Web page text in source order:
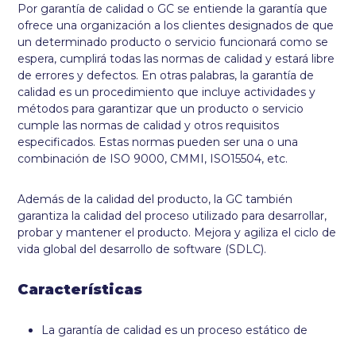
Por garantía de calidad o GC se entiende la garantía que
ofrece una organización a los clientes designados de que
un determinado producto o servicio funcionará como se
espera, cumplirá todas las normas de calidad y estará libre
de errores y defectos. En otras palabras, la garantía de
calidad es un procedimiento que incluye actividades y
métodos para garantizar que un producto o servicio
cumple las normas de calidad y otros requisitos
especificados. Estas normas pueden ser una o una
combinación de ISO 9000, CMMI, ISO15504, etc.
Además de la calidad del producto, la GC también
garantiza la calidad del proceso utilizado para desarrollar,
probar y mantener el producto. Mejora y agiliza el ciclo de
vida global del desarrollo de software (SDLC).
Características
La garantía de calidad es un proceso estático de